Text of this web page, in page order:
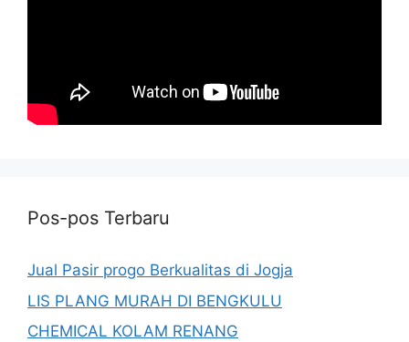
Pos-pos Terbaru
Jual Pasir progo Berkualitas di Jogja
LIS PLANG MURAH DI BENGKULU
CHEMICAL KOLAM RENANG